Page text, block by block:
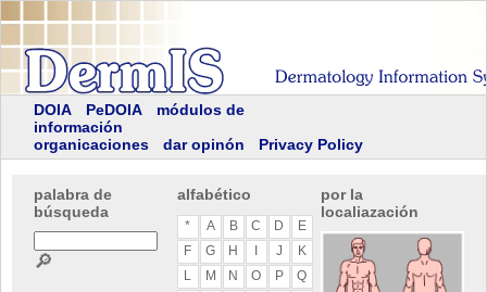
DOIA PeDOIA
módulos de
información
organicaciones
dar opinón Privacy Policy
palabra de
búsqueda
🔎
alfabético
* A B C D
E
F
G H J
K
L
M N O P
Q
por la
localiazación